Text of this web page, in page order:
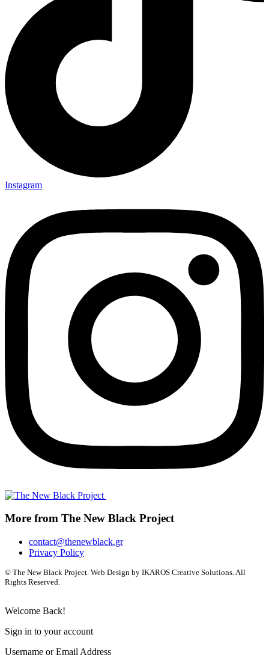
Instagram
More from The New Black Project
contact@thenewblack.gr
Privacy Policy
© The New Black Project. Web Design by IKAROS Creative Solutions. All
Rights Reserved.
Welcome Back!
Sign in to your account
Username or Email Address